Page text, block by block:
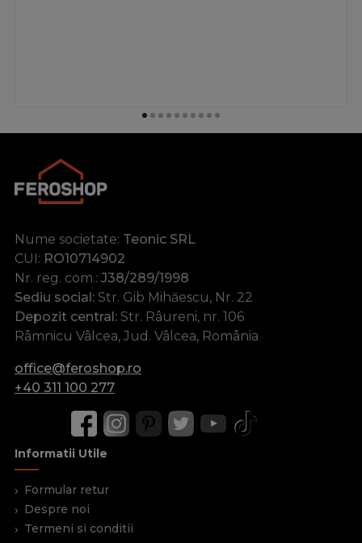
Nume societate: Teonic SRL
CUI: RO10714902
Nr. reg. com.: J38/289/1998
Sediu social: Str. Gib Mihăescu, Nr. 22
Depozit central: Str. Râureni, nr. 106
Râmnicu Vâlcea, Jud. Vâlcea, România
office@feroshop.ro
+40 311 100 277
Informatii Utile
Formular retur
Despre noi
Termeni si conditii